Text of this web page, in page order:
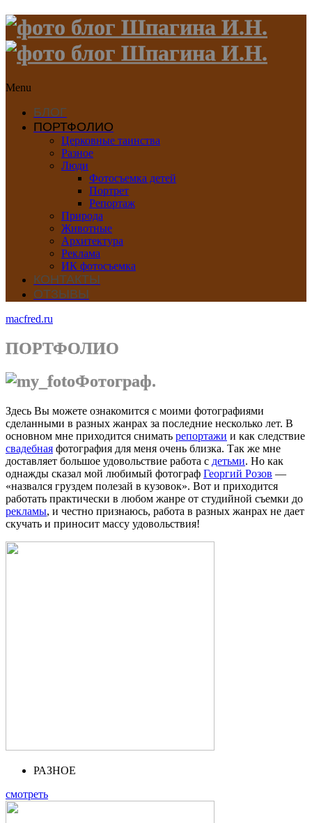
Menu
БЛОГ
ПОРТФОЛИО
Церковные таинства
Разное
Люди
Фотосъемка детей
Портрет
Репортаж
Природа
Животные
Архитектура
Реклама
ИК фотосъемка
КОНТАКТЫ
ОТЗЫВЫ
macfred.ru
ПОРТФОЛИО
Фотограф.
Здесь Вы можете ознакомится с моими фотографиями
сделанными в разных жанрах за последние несколько лет. В
основном мне приходится снимать репортажи и как следствие
свадебная фотография для меня очень близка. Так же мне
доставляет большое удовольствие работа с детьми. Но как
однажды сказал мой любимый фотограф Георгий Розов —
«назвался груздем полезай в кузовок». Вот и приходится
работать практически в любом жанре от студийной съемки до
рекламы, и честно признаюсь, работа в разных жанрах не дает
скучать и приносит массу удовольствия!
РАЗНОЕ
смотреть